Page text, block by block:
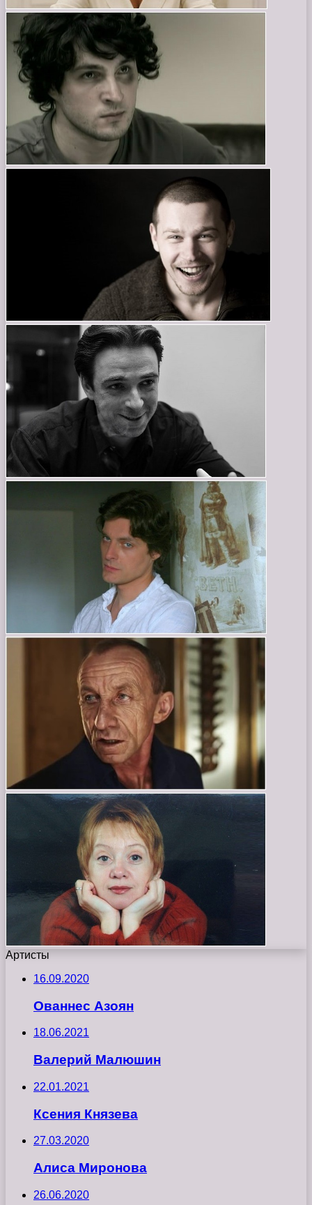
Артисты
16.09.2020
Ованнес Азоян
18.06.2021
Валерий Малюшин
22.01.2021
Ксения Князева
27.03.2020
Алиса Миронова
26.06.2020